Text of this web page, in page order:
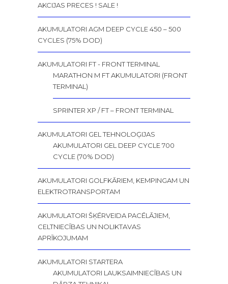
AKCIJAS PRECES ! SALE !
AKUMULATORI AGM DEEP CYCLE 450 – 500
CYCLES (75% DOD)
AKUMULATORI FT - FRONT TERMINAL
MARATHON M FT AKUMULATORI (FRONT
TERMINAL)
SPRINTER XP / FT – FRONT TERMINAL
AKUMULATORI GEL TEHNOLOĢIJAS
AKUMULATORI GEL DEEP CYCLE 700
CYCLE (70% DOD)
AKUMULATORI GOLFKĀRIEM, KEMPINGAM UN
ELEKTROTRANSPORTAM
AKUMULATORI ŠĶĒRVEIDA PACĒLĀJIEM,
CELTNIECĪBAS UN NOLIKTAVAS
APRĪKOJUMAM
AKUMULATORI STARTERA
AKUMULATORI LAUKSAIMNIECĪBAS UN